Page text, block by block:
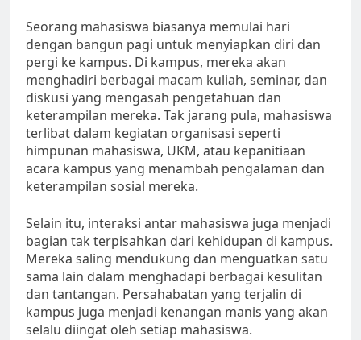
Seorang mahasiswa biasanya memulai hari
dengan bangun pagi untuk menyiapkan diri dan
pergi ke kampus. Di kampus, mereka akan
menghadiri berbagai macam kuliah, seminar, dan
diskusi yang mengasah pengetahuan dan
keterampilan mereka. Tak jarang pula, mahasiswa
terlibat dalam kegiatan organisasi seperti
himpunan mahasiswa, UKM, atau kepanitiaan
acara kampus yang menambah pengalaman dan
keterampilan sosial mereka.
Selain itu, interaksi antar mahasiswa juga menjadi
bagian tak terpisahkan dari kehidupan di kampus.
Mereka saling mendukung dan menguatkan satu
sama lain dalam menghadapi berbagai kesulitan
dan tantangan. Persahabatan yang terjalin di
kampus juga menjadi kenangan manis yang akan
selalu diingat oleh setiap mahasiswa.